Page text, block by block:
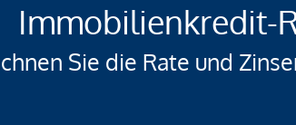
Immobilienkredit-
Sie die Rate und